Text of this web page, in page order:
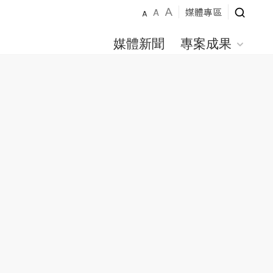
A A A 媒體專區
媒體新聞 專案成果